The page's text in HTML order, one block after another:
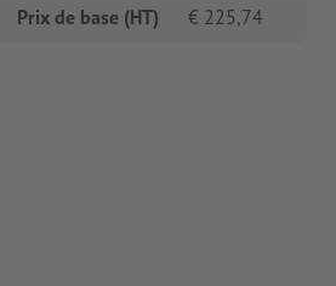
Prix de base (HT) € 225,74